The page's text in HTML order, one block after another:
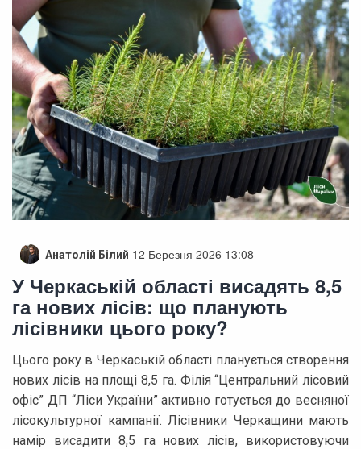
Анатолій Білий 12 Березня 2026 13:08
У Черкаській області висадять 8,5
га нових лісів: що планують
лісівники цього року?
Цього року в Черкаській області планується створення
нових лісів на площі 8,5 га. Філія “Центральний лісовий
офіс” ДП “Ліси України” активно готується до весняної
лісокультурної кампанії. Лісівники Черкащини мають
намір висадити 8,5 га нових лісів, використовуючи